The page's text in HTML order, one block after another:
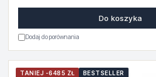
Do koszyka
Dodaj do porównania
TANIEJ -6485 ZŁ BESTSELLER